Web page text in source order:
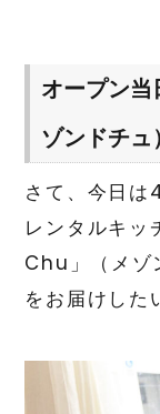
オープン
ゾンドチ
さて、今日は
レンタルキ
Chu」（メゾ
をお届けした